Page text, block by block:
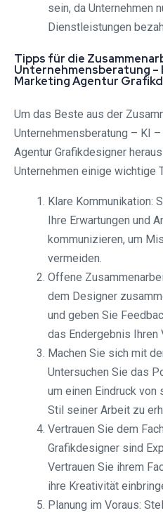
sein, da Unternehmen
Dienstleistungen
Tipps für die
Unternehmensberatung –
Marketing Agentur
Um das Beste aus der
Unternehmensberatung – KI
Agentur Grafikdesigner
Unternehmen einige wichtige
Klare Kommunikation:
Ihre Erwartungen und
kommunizieren, um
vermeiden.
Offene
dem Designer
und geben Sie
das Endergebnis
Machen Sie sich mit
Untersuchen Sie das
um einen Eindruck von
Stil seiner Arbeit zu
Vertrauen Sie dem
Grafikdesigner sind
Vertrauen Sie ihrem
ihre Kreativität
Planung im Voraus: